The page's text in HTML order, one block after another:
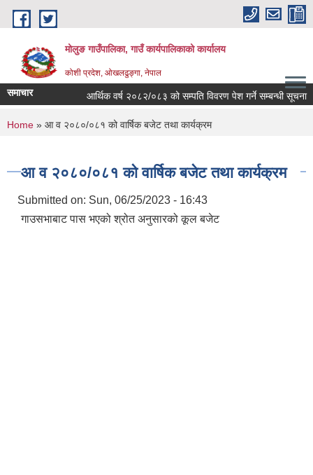
Skip to main content
मोलुङ गाउँपालिका, गाउँ कार्यपालिकाको कार्यालय
कोशी प्रदेश, ओखलढुङ्गा, नेपाल
समाचार आर्थिक वर्ष २०८२/०८३ को सम्पति विवरण पेश गर्ने सम्बन्धी सूचना
You are here
Home » आ व २०८०/०८१ को वार्षिक बजेट तथा कार्यक्रम
आ व २०८०/०८१ को वार्षिक बजेट तथा कार्यक्रम
Submitted on: Sun, 06/25/2023 - 16:43
गाउसभाबाट पास भएको श्रोत अनुसारको कूल बजेट